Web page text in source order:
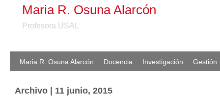
Maria R. Osuna Alarcón
Profesora USAL
Maria R. Osuna Alarcón Docencia Investigación Gestión
Archivo | 11 junio, 2015